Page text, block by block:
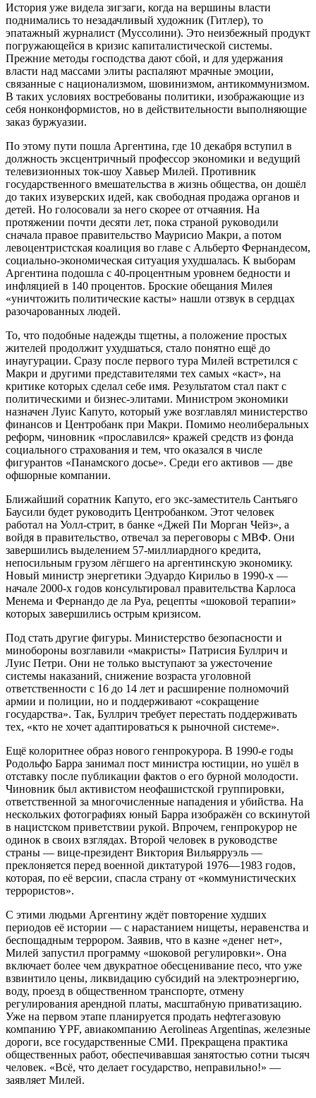
История уже видела зигзаги, когда на вершины власти
поднимались то незадачливый художник (Гитлер), то
эпатажный журналист (Муссолини). Это неизбежный продукт
погружающейся в кризис капиталистической системы.
Прежние методы господства дают сбой, и для удержания
власти над массами элиты распаляют мрачные эмоции,
связанные с национализмом, шовинизмом, антикоммунизмом.
В таких условиях востребованы политики, изображающие из
себя нонконформистов, но в действительности выполняющие
заказ буржуазии.
По этому пути пошла Аргентина, где 10 декабря вступил в
должность эксцентричный профессор экономики и ведущий
телевизионных ток-шоу Хавьер Милей. Противник
государственного вмешательства в жизнь общества, он дошёл
до таких изуверских идей, как свободная продажа органов и
детей. Но голосовали за него скорее от отчаяния. На
протяжении почти десяти лет, пока страной руководили
сначала правое правительство Маурисио Макри, а потом
левоцентристская коалиция во главе с Альберто Фернандесом,
социально-экономическая ситуация ухудшалась. К выборам
Аргентина подошла с 40-процентным уровнем бедности и
инфляцией в 140 процентов. Броские обещания Милея
«уничтожить политические касты» нашли отзвук в сердцах
разочарованных людей.
То, что подобные надежды тщетны, а положение простых
жителей продолжит ухудшаться, стало понятно ещё до
инаугурации. Сразу после первого тура Милей встретился с
Макри и другими представителями тех самых «каст», на
критике которых сделал себе имя. Результатом стал пакт с
политическими и бизнес-элитами. Министром экономики
назначен Луис Капуто, который уже возглавлял министерство
финансов и Центробанк при Макри. Помимо неолиберальных
реформ, чиновник «прославился» кражей средств из фонда
социального страхования и тем, что оказался в числе
фигурантов «Панамского досье». Среди его активов — две
офшорные компании.
Ближайший соратник Капуто, его экс-заместитель Сантьяго
Баусили будет руководить Центробанком. Этот человек
работал на Уолл-стрит, в банке «Джей Пи Морган Чейз», а
войдя в правительство, отвечал за переговоры с МВФ. Они
завершились выделением 57-миллиардного кредита,
непосильным грузом лёгшего на аргентинскую экономику.
Новый министр энергетики Эдуардо Кирильо в 1990-х —
начале 2000-х годов консультировал правительства Карлоса
Менема и Фернандо де ла Руа, рецепты «шоковой терапии»
которых завершились острым кризисом.
Под стать другие фигуры. Министерство безопасности и
минобороны возглавили «макристы» Патрисия Буллрич и
Луис Петри. Они не только выступают за ужесточение
системы наказаний, снижение возраста уголовной
ответственности с 16 до 14 лет и расширение полномочий
армии и полиции, но и поддерживают «сокращение
государства». Так, Буллрич требует перестать поддерживать
тех, «кто не хочет адаптироваться к рыночной системе».
Ещё колоритнее образ нового генпрокурора. В 1990-е годы
Родольфо Барра занимал пост министра юстиции, но ушёл в
отставку после публикации фактов о его бурной молодости.
Чиновник был активистом неофашистской группировки,
ответственной за многочисленные нападения и убийства. На
нескольких фотографиях юный Барра изображён со вскинутой
в нацистском приветствии рукой. Впрочем, генпрокурор не
одинок в своих взглядах. Второй человек в руководстве
страны — вице-президент Виктория Вильярруэль —
преклоняется перед военной диктатурой 1976—1983 годов,
которая, по её версии, спасла страну от «коммунистических
террористов».
С этими людьми Аргентину ждёт повторение худших
периодов её истории — с нарастанием нищеты, неравенства и
беспощадным террором. Заявив, что в казне «денег нет»,
Милей запустил программу «шоковой регулировки». Она
включает более чем двукратное обесценивание песо, что уже
взвинтило цены, ликвидацию субсидий на электроэнергию,
воду, проезд в общественном транспорте, отмену
регулирования арендной платы, масштабную приватизацию.
Уже на первом этапе планируется продать нефтегазовую
компанию YPF, авиакомпанию Aerolineas Argentinas, железные
дороги, все государственные СМИ. Прекращена практика
общественных работ, обеспечивавшая занятостью сотни тысяч
человек. «Всё, что делает государство, неправильно!» —
заявляет Милей.